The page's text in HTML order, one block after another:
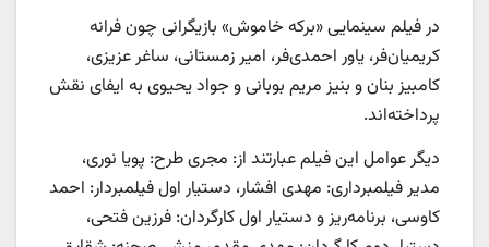
در فیلم سینمایی «برکه خاموش» بازیگرانی چون فرانه
کریمیان‌فر، یاور احمدی‌فر، امیر زمستانی، ساغر عزیزی،
کامبیز بنان و بنیز مریم بوبانی و جواد یحیوی به ایفای نقش
پرداخته‌اند.
دیگر عوامل این فیلم عبارتند از: مجری طرح: پویا نوری،
مدیر فیلمبرداری: مهدی افشار، دستیار اول فیلمبردار: احمد
کاوسی، برنامه‌ریز و دستیار اول کارگردان: فرزین فتحی،